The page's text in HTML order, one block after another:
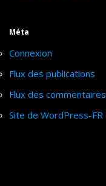
Méta
Connexion
Flux des publications
Flux des commentaires
Site de WordPress-FR